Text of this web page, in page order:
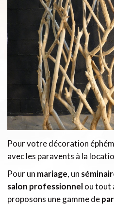
Pour votre décoration
avec les paravents à la
Pour un mariage, un
salon professionnelou tout
proposons une gamme de